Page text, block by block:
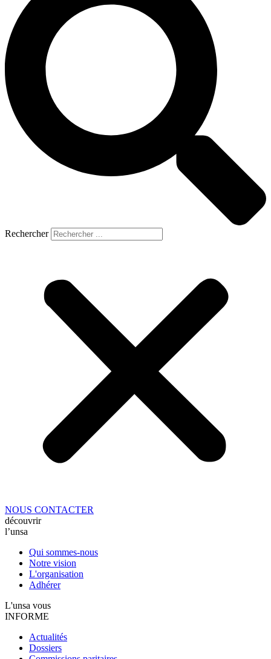
Rechercher
NOUS CONTACTER
découvrir
l’unsa
Qui sommes-nous
Notre vision
L'organisation
Adhérer
L'unsa vous
INFORME
Actualités
Dossiers